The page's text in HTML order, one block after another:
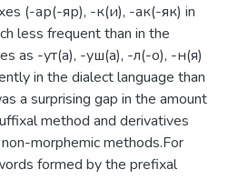
(-ар(-яр), -к(и), -ак(-як) in
less frequent than in the
as -ут(а), -уш(а), -л(-о), -н(я)
in the dialect language than
a surprising gap in the amount
method and derivatives
morphemic methods.For
formed by the prefixal